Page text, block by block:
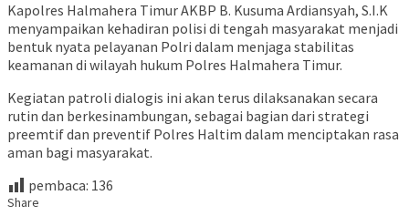
Kapolres Halmahera Timur AKBP B. Kusuma Ardiansyah, S.I.K
menyampaikan kehadiran polisi di tengah masyarakat menjadi
bentuk nyata pelayanan Polri dalam menjaga stabilitas
keamanan di wilayah hukum Polres Halmahera Timur.
Kegiatan patroli dialogis ini akan terus dilaksanakan secara
rutin dan berkesinambungan, sebagai bagian dari strategi
preemtif dan preventif Polres Haltim dalam menciptakan rasa
aman bagi masyarakat.
pembaca: 136
Share